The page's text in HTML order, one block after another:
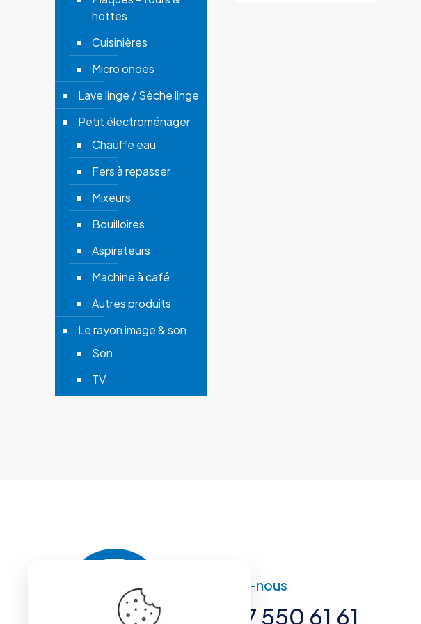
hottes
Cuisinières
Micro ondes
Lave linge / Sèche linge
Petit électroménager
Chauffe eau
Fers à repasser
Mixeurs
Bouilloires
Aspirateurs
Machine à café
Autres produits
Le rayon image & son
Son
TV
Contactez-nous
+221 77 550 61 61